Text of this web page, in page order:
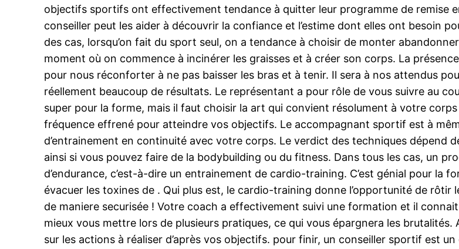
objectifs sportifs ont effectivement tendance à quitter leur programme de remise
conseiller peut les aider à découvrir la confiance et l’estime dont elles ont besoin
des cas, lorsqu’on fait du sport seul, on a tendance à choisir de monter
moment où on commence à incinérer les graisses et à créer son corps. La
pour nous réconforter à ne pas baisser les bras et à tenir. Il sera à nos attendus
réellement beaucoup de résultats. Le représentant a pour rôle de vous suivre au
super pour la forme, mais il faut choisir la art qui convient résolument à votre
fréquence effrené pour atteindre vos objectifs. Le accompagnant sportif est à
d’entrainement en continuité avec votre corps. Le verdict des techniques dépend
ainsi si vous pouvez faire de la bodybuilding ou du fitness. Dans tous les cas, un
d’endurance, c’est-à-dire un entrainement de cardio-training. C’est génial pour la
évacuer les toxines de . Qui plus est, le cardio-training donne l’opportunité de
de maniere securisée ! Votre coach a effectivement suivi une formation et il
mieux vous mettre lors de plusieurs pratiques, ce qui vous épargnera les
sur les actions à réaliser d’après vos objectifs. pour finir, un conseiller sportif est